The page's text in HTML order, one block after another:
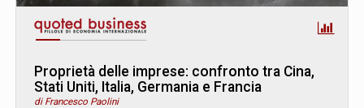
Proprietà delle imprese: confronto tra Cina,
Stati Uniti, Italia, Germania e Francia
di Francesco Paolini